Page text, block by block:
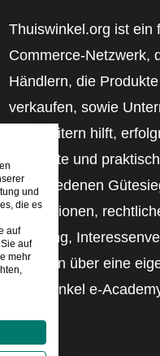
Thuiswinkel.org ist ein
Commerce-Netzwerk,
Händlern, die
verkaufen, sowie
Mitarbeitern hilft,
relevante und
verschiedenen
Rezensionen,
Beratung,
verfügen über eine
Thuiswinkel e-
und
die es
auf
auf
mehr